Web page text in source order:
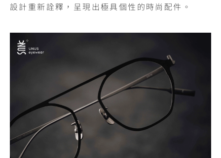
設計重新詮釋，呈現出極具個性的時尚配件。